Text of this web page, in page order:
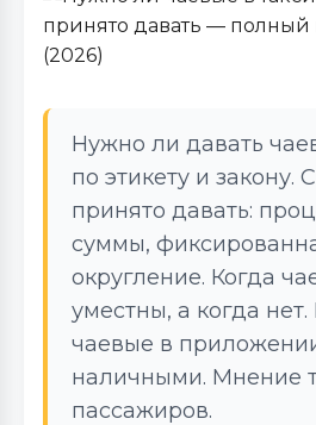
Нужно ли давать
по этикету и закону.
принято давать:
суммы,
округление. Когда
уместны, а когда нет.
чаевые в
наличными. Мнение
пассажиров.